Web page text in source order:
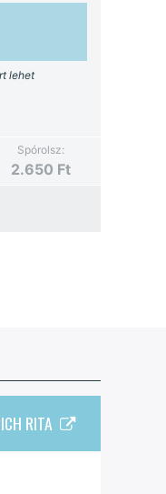
lehet
Spórolsz:
2.650 Ft
RITA